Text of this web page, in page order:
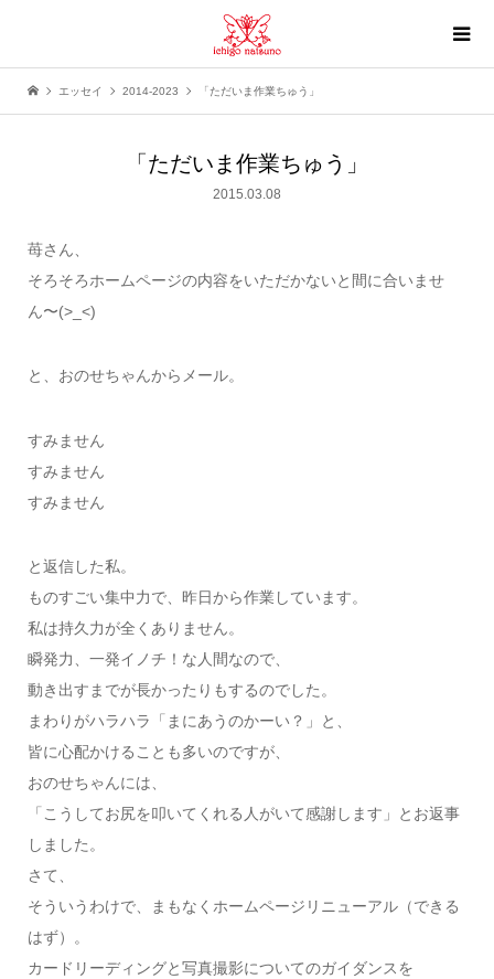
エッセイ 2014-2023 「ただいま作業ちゅう」
「ただいま作業ちゅう」
2015.03.08
苺さん、
そろそろホームページの内容をいただかないと間に合いませ
ん〜(>_<)
と、おのせちゃんからメール。
すみません
すみません
すみません
と返信した私。
ものすごい集中力で、昨日から作業しています。
私は持久力が全くありません。
瞬発力、一発イノチ！な人間なので、
動き出すまでが長かったりもするのでした。
まわりがハラハラ「まにあうのかーい？」と、
皆に心配かけることも多いのですが、
おのせちゃんには、
「こうしてお尻を叩いてくれる人がいて感謝します」とお返事
しました。
さて、
そういうわけで、まもなくホームページリニューアル（できる
はず）。
カードリーディングと写真撮影についてのガイダンスを